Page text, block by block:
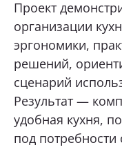
Проект
организации
эргономики,
решений,
сценарий
Результат —
удобная кухня,
под потребности